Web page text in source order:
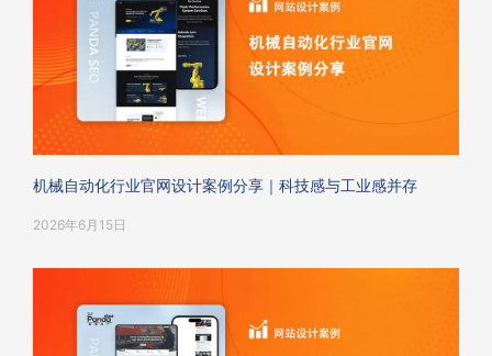
机械自动化行业官网设计案例分享｜科技感与工业感并存
2026年6月15日